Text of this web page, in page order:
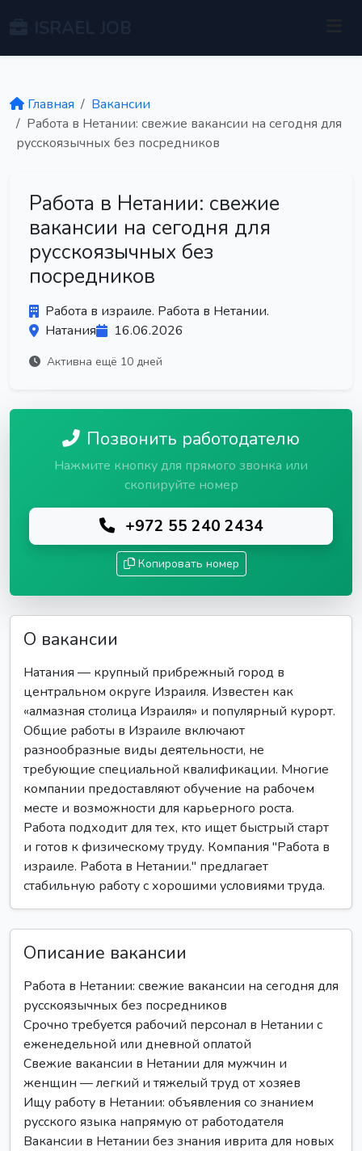
Главная
Вакансии
Работа в Нетании: свежие вакансии на сегодня для
русскоязычных без посредников
Работа в Нетании: свежие
вакансии на сегодня для
русскоязычных без
посредников
Работа в израиле. Работа в Нетании.
Натания
16.06.2026
Активна ещё 10 дней
Позвонить работодателю
Нажмите кнопку для прямого звонка или
скопируйте номер
+972 55 240 2434
Копировать номер
О вакансии
Натания — крупный прибрежный город в
центральном округе Израиля. Известен как
«алмазная столица Израиля» и популярный курорт.
Общие работы в Израиле включают
разнообразные виды деятельности, не
требующие специальной квалификации. Многие
компании предоставляют обучение на рабочем
месте и возможности для карьерного роста.
Работа подходит для тех, кто ищет быстрый старт
и готов к физическому труду. Компания "Работа в
израиле. Работа в Нетании." предлагает
стабильную работу с хорошими условиями труда.
Описание вакансии
Работа в Нетании: свежие вакансии на сегодня для
русскоязычных без посредников
Срочно требуется рабочий персонал в Нетании с
еженедельной или дневной оплатой
Свежие вакансии в Нетании для мужчин и
женщин — легкий и тяжелый труд от хозяев
Ищу работу в Нетании: объявления со знанием
русского языка напрямую от работодателя
Вакансии в Нетании без знания иврита для новых